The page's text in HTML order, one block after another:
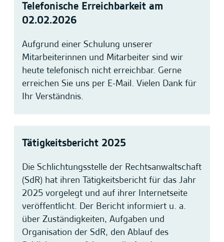
Telefonische Erreichbarkeit am
02.02.2026
Aufgrund einer Schulung unserer
Mitarbeiterinnen und Mitarbeiter sind wir
heute telefonisch nicht erreichbar. Gerne
erreichen Sie uns per E-Mail. Vielen Dank für
Ihr Verständnis.
Tätigkeitsbericht 2025
Die Schlichtungsstelle der Rechtsanwaltschaft
(SdR) hat ihren Tätigkeitsbericht für das Jahr
2025 vorgelegt und auf ihrer Internetseite
veröffentlicht. Der Bericht informiert u. a.
über Zuständigkeiten, Aufgaben und
Organisation der SdR, den Ablauf des